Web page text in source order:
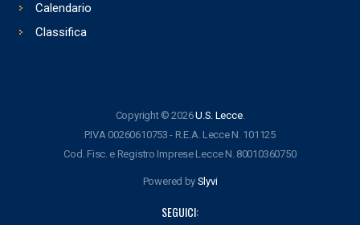
Calendario
Classifica
Copyright © 2026U.S. Lecce.
P.IVA 00260610753 - R.E.A. Lecce N. 101125
Cod. Fisc. e Registro Imprese Lecce N. 80010360750
Powered by Slyvi
SEGUICI: